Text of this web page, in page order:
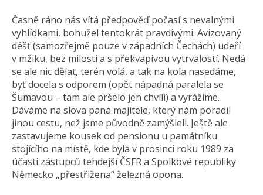
Časně ráno nás vítá předpověď počasí s nevalnými
vyhlídkami, bohužel tentokrát pravdivými. Avizovaný
déšť (samozřejmě pouze v západních Čechách) udeří
v mžiku, bez milosti a s překvapivou vytrvalostí. Nedá
se ale nic dělat, terén volá, a tak na kola nasedáme,
byť docela s odporem (opět nápadná paralela se
Šumavou – tam ale pršelo jen chvíli) a vyrážíme.
Dáváme na slova pana majitele, který nám poradil
jinou cestu, než jsme původně zamýšleli. Ještě ale
zastavujeme kousek od pensionu u památníku
stojícího na místě, kde byla v prosinci roku 1989 za
účasti zástupců tehdejší ČSFR a Spolkové republiky
Německo „přestřižena“ železná opona.